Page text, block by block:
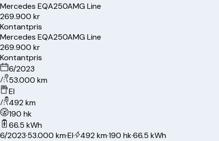
Mercedes EQA250AMG Line
269.900 kr
Kontantpris
Mercedes EQA250AMG Line
269.900 kr
Kontantpris
6/2023
53.000 km
El
492 km
190 hk
66.5 kWh
6/2023·53.000 km·El· 492 km·190 hk·66.5 kWh